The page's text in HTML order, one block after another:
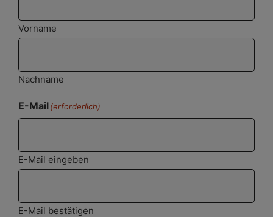
Vorname
Nachname
E-Mail(erforderlich)
E-Mail eingeben
E-Mail bestätigen